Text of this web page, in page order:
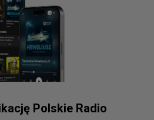
Polskie Radio